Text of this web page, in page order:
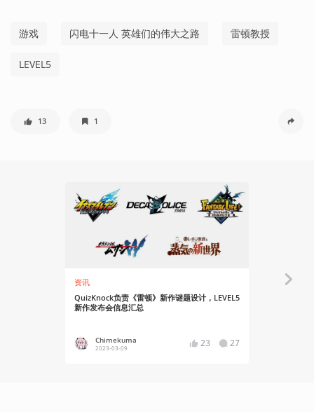
游戏 闪电十一人 英雄们的伟大之路 雷顿教授
LEVEL5
13 1
资讯
QuizKnock负责《雷顿》新作谜题设计，LEVEL5
新作发布会信息汇总
Chimekuma
2023-03-09 23 27